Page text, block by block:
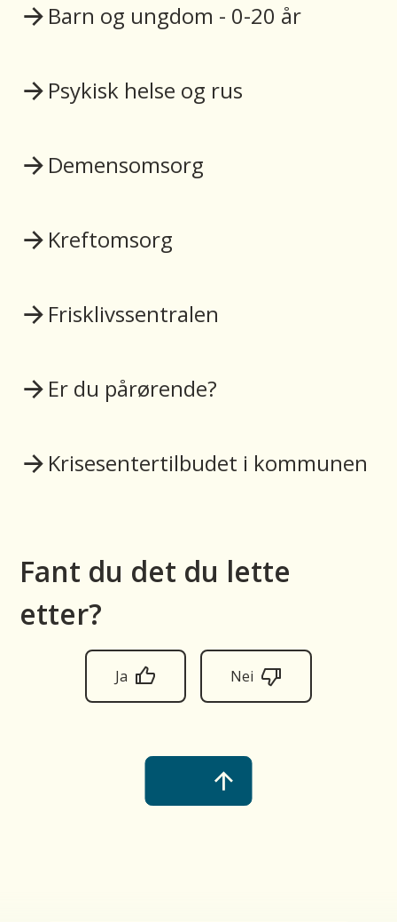
Barn og ungdom - 0-20 år
Psykisk helse og rus
Demensomsorg
Kreftomsorg
Frisklivssentralen
Er du pårørende?
Krisesentertilbudet i kommunen
Fant du det du lette
etter?
Ja Nei